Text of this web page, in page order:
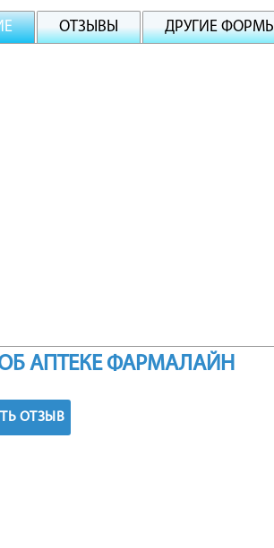
ОТЗЫВЫ ДРУГИЕ
АПТЕКЕ ФАРМАЛАЙН
ОТЗЫВ